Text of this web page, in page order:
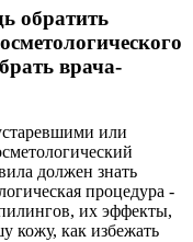
обратить
врача-
или
должен знать
процедура -
их эффекты,
кожу, как избежать